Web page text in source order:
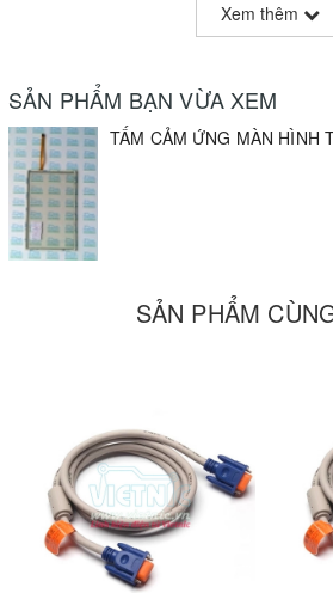
Xem thêm
SẢN PHẨM BẠN VỪA XEM
TẤM CẢM ỨNG MÀN HÌNH
SẢN PHẨM